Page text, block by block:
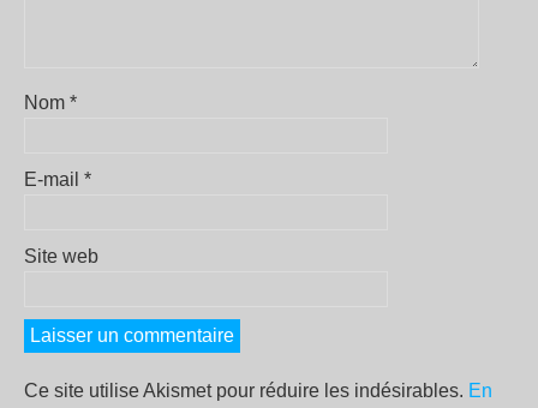
Nom *
E-mail *
Site web
Ce site utilise Akismet pour réduire les indésirables. En